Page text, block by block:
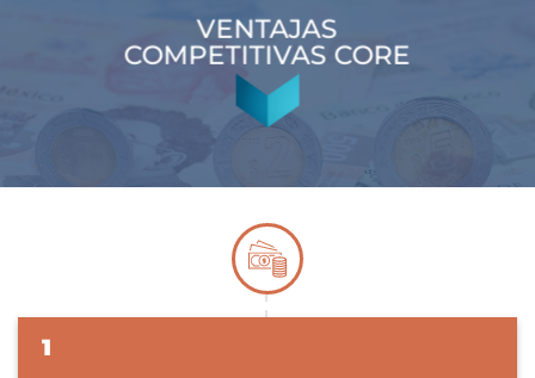
VENTAJAS
COMPETITIVAS CORE
1